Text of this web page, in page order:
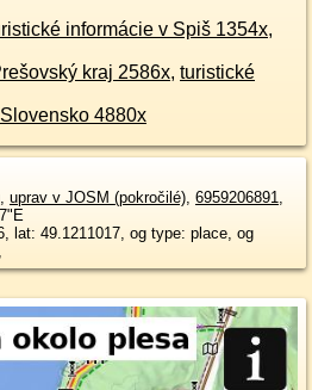
informácie v Spiš 1354x,
kraj 2586x, turistické
4880x
, uprav v JOSM (pokročilé), 6959206891,
lat: 49.1211017, og type: place, og